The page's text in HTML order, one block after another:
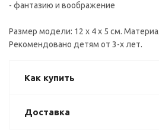
- фантазию и воображение
Размер модели: 12 х 4 х 5 см.
Рекомендовано детям от 3-х лет.
Как купить
Доставка